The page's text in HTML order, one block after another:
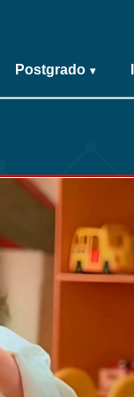
Postgrado ▾